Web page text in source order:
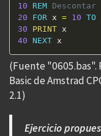
10 REM Descontar
20
FOR x = 10 TO
30
PRINT
40 NEXT x
(Fuente "0605.bas".
Basic de Amstrad
2.1)
Ejercicio